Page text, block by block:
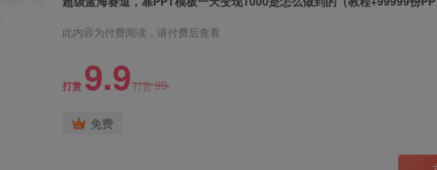
此内容为付费阅读，请付费后查看
打赏 9.9打赏99
免费